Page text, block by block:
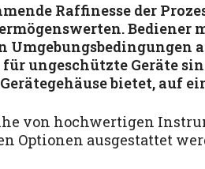
Raffinesse der
ungeschützte Geräte
bietet, auf
von hochwertigen
Optionen ausgestattet